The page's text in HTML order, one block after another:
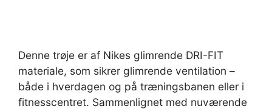
Denne trøje er af Nikes glimrende DRI-FIT
materiale, som sikrer glimrende ventilation –
både i hverdagen og på træningsbanen eller i
fitnesscentret. Sammenlignet med nuværende